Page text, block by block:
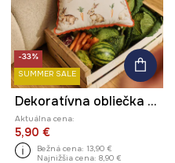
-33%
SUMMER SALE
Dekoratívna obliečka na vankúš vzorované 45 x 45 cm
Aktuálna cena:
5,90 €
Bežná cena: 13,90 €
Najnižšia cena: 8,90 €